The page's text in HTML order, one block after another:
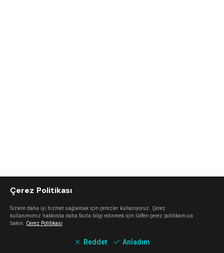
Çerez Politikası
Sizlere daha iyi hizmet sağlamak için çerezler kullanıyoruz. Çerez
kullanımımız hakkında daha fazla bilgi edinmek için lütfen çerez politikamıza
bakın. Çerez Politikası
Reddet Anladım